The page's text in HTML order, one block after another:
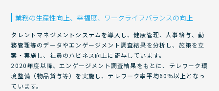
業務の生産性向上、幸福度、ワークライフバランスの向上
タレントマネジメントシステムを導入し、健康管理、人事給与、勤
務管理等のデータやエンゲージメント調査結果を分析し、施策を立
案・実施し、社員のハピネス向上に寄与しています。
2020年度以降、エンゲージメント調査結果をもとに、テレワーク環
境整備（物品貸与等）を実施し、テレワーク率平均60%以上となっ
ています。